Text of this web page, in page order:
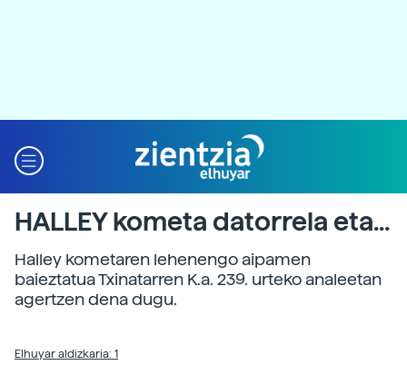
HALLEY kometa datorrela eta...
Halley kometaren lehenengo aipamen
baieztatua Txinatarren K.a. 239. urteko analeetan
agertzen dena dugu.
Elhuyar aldizkaria: 1